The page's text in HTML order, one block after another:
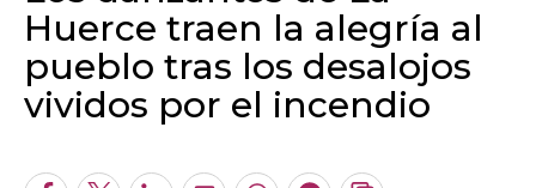
Huerce traen la alegría al
pueblo tras los desalojos
vividos por el incendio
Algo salió mal.
An error occurred, please try again later.